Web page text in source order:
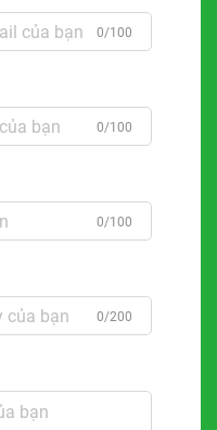
0/100
0/100
0/100
0/200